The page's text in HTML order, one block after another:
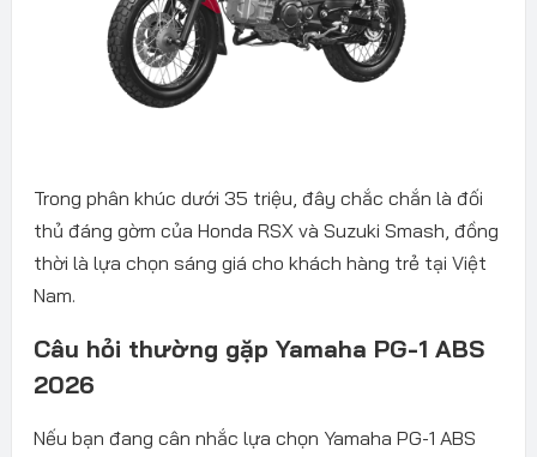
Trong phân khúc dưới 35 triệu, đây chắc chắn là đối
thủ đáng gờm của Honda RSX và Suzuki Smash, đồng
thời là lựa chọn sáng giá cho khách hàng trẻ tại Việt
Nam.
Câu hỏi thường gặp Yamaha PG-1 ABS
2026
Nếu bạn đang cân nhắc lựa chọn Yamaha PG-1 ABS